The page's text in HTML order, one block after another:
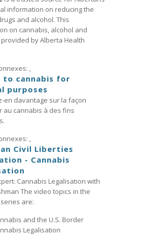
information on reducing the
and alcohol. This
on cannabis, alcohol and
by Alberta Health
,
to cannabis for
purposes
en davantage sur la façon
au cannabis à des fins
,
Civil Liberties
- Cannabis
Cannabis Legalisation with
The video topics in the
are:
and the U.S. Border
Legalisation